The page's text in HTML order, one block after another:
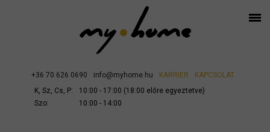
+36 70 626 0690 info@myhome.hu KARRIER
KAPCSOLAT
K, Sz, Cs, P:
10:00 - 17:00 (18:00 előre egyeztetve)
Szo:
10:00 - 14:00